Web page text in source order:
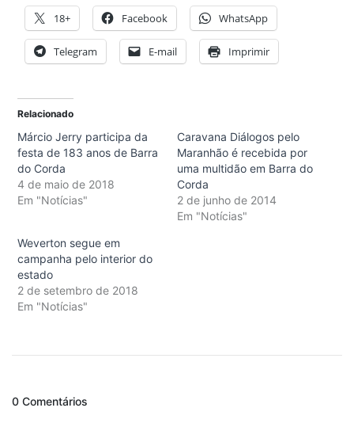
18+ Facebook WhatsApp
Telegram E-mail Imprimir
Relacionado
Márcio Jerry participa da
festa de 183 anos de Barra
do Corda
4 de maio de 2018
Em "Notícias"
Caravana Diálogos pelo
Maranhão é recebida por
uma multidão em Barra do
Corda
2 de junho de 2014
Em "Notícias"
Weverton segue em
campanha pelo interior do
estado
2 de setembro de 2018
Em "Notícias"
0 Comentários